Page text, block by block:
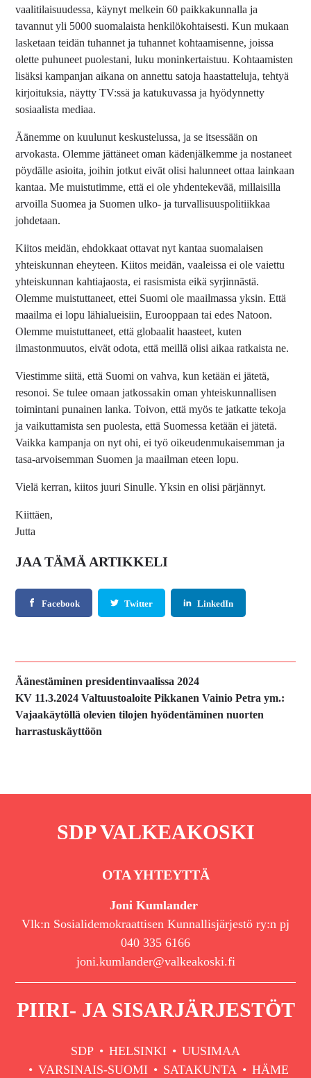
vaalitilaisuudessa, käynyt melkein 60 paikkakunnalla ja
tavannut yli 5000 suomalaista henkilökohtaisesti. Kun mukaan
lasketaan teidän tuhannet ja tuhannet kohtaamisenne, joissa
olette puhuneet puolestani, luku moninkertaistuu. Kohtaamisten
lisäksi kampanjan aikana on annettu satoja haastatteluja, tehtyä
kirjoituksia, näytty TV:ssä ja katukuvassa ja hyödynnetty
sosiaalista mediaa.
Äänemme on kuulunut keskustelussa, ja se itsessään on
arvokasta. Olemme jättäneet oman kädenjälkemme ja nostaneet
pöydälle asioita, joihin jotkut eivät olisi halunneet ottaa lainkaan
kantaa. Me muistutimme, että ei ole yhdentekevää, millaisilla
arvoilla Suomea ja Suomen ulko- ja turvallisuuspolitiikkaa
johdetaan.
Kiitos meidän, ehdokkaat ottavat nyt kantaa suomalaisen
yhteiskunnan eheyteen. Kiitos meidän, vaaleissa ei ole vaiettu
yhteiskunnan kahtiajaosta, ei rasismista eikä syrjinnästä.
Olemme muistuttaneet, ettei Suomi ole maailmassa yksin. Että
maailma ei lopu lähialueisiin, Eurooppaan tai edes Natoon.
Olemme muistuttaneet, että globaalit haasteet, kuten
ilmastonmuutos, eivät odota, että meillä olisi aikaa ratkaista ne.
Viestimme siitä, että Suomi on vahva, kun ketään ei jätetä,
resonoi. Se tulee omaan jatkossakin oman yhteiskunnallisen
toimintani punainen lanka. Toivon, että myös te jatkatte tekoja
ja vaikuttamista sen puolesta, että Suomessa ketään ei jätetä.
Vaikka kampanja on nyt ohi, ei työ oikeudenmukaisemman ja
tasa-arvoisemman Suomen ja maailman eteen lopu.
Vielä kerran, kiitos juuri Sinulle. Yksin en olisi pärjännyt.
Kiittäen,
Jutta
JAA TÄMÄ ARTIKKELI
Facebook Twitter LinkedIn
Edellinen
artikkeli:
Äänestäminen presidentinvaalissa 2024
Seuraava
artikkeli:
KV 11.3.2024 Valtuustoaloite Pikkanen Vainio Petra ym.:
Vajaakäytöllä olevien tilojen hyödentäminen nuorten
harrastuskäyttöön
SDP VALKEAKOSKI
OTA YHTEYTTÄ
Joni Kumlander
Vlk:n Sosialidemokraattisen Kunnallisjärjestö ry:n pj
040 335 6166
joni.kumlander@valkeakoski.fi
PIIRI- JA SISARJÄRJESTÖT
SDP HELSINKI
UUSIMAA
VARSINAIS-SUOMI
SATAKUNTA HÄME